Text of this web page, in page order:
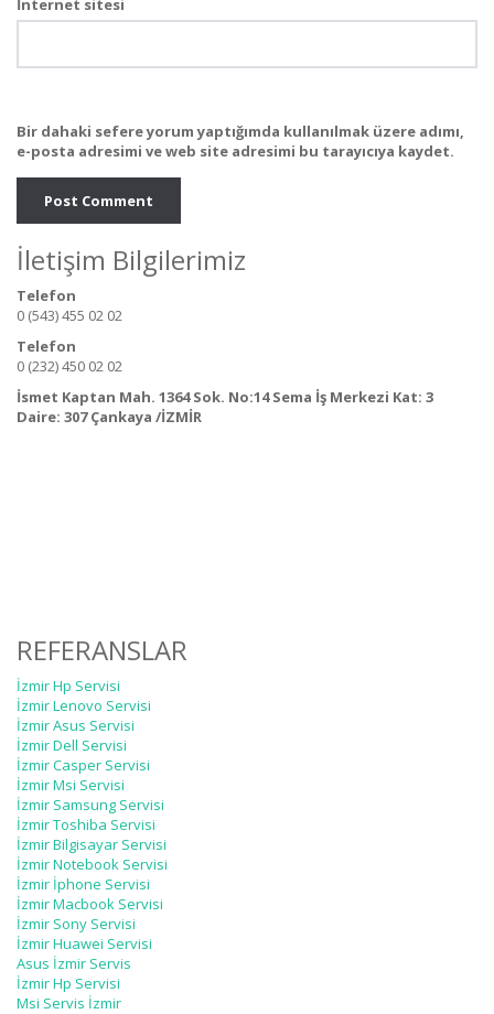
İnternet sitesi
Bir dahaki sefere yorum yaptığımda kullanılmak üzere adımı,
e-posta adresimi ve web site adresimi bu tarayıcıya kaydet.
İletişim Bilgilerimiz
Telefon
0 (543) 455 02 02
Telefon
0 (232) 450 02 02
İsmet Kaptan Mah. 1364 Sok. No:14 Sema İş Merkezi Kat: 3
Daire: 307 Çankaya /İZMİR
REFERANSLAR
İzmir Hp Servisi
İzmir Lenovo Servisi
İzmir Asus Servisi
İzmir Dell Servisi
İzmir Casper Servisi
İzmir Msi Servisi
İzmir Samsung Servisi
İzmir Toshiba Servisi
İzmir Bilgisayar Servisi
İzmir Notebook Servisi
İzmir İphone Servisi
İzmir Macbook Servisi
İzmir Sony Servisi
İzmir Huawei Servisi
Asus İzmir Servis
İzmir Hp Servisi
Msi Servis İzmir